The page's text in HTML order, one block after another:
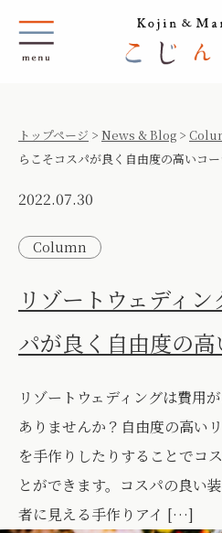
トップページ > News & Blog >
らこそコスパが良く自由度の高いコ
2022.07.30
Column
リゾートウェディ
パが良く自由度の
リゾートウェディングは費用
ありませんか？自由度の高い
を手作りしたりすることでコ
とができます。コスパの良い
者に見える手作りアイ […]